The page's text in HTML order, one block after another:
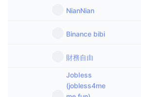
NianNian
Binance bibi
財務自由
JobIess
(jobless4me